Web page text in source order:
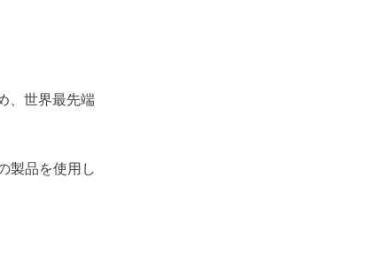
、世界最先端
製品を使用し